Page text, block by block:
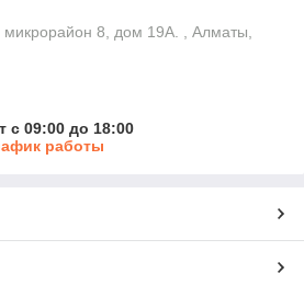
микрорайон 8, дом 19А. , Алматы,
с 09:00 до 18:00
работы